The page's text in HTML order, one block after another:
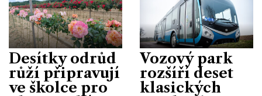
Desítky odrůd
růží připravují
ve školce pro
Vozový park
rozšíří deset
klasických